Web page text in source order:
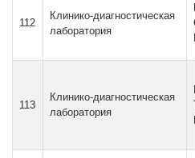
112
Клинико-диагностическая
лаборатория
113
Клинико-диагностическая
лаборатория